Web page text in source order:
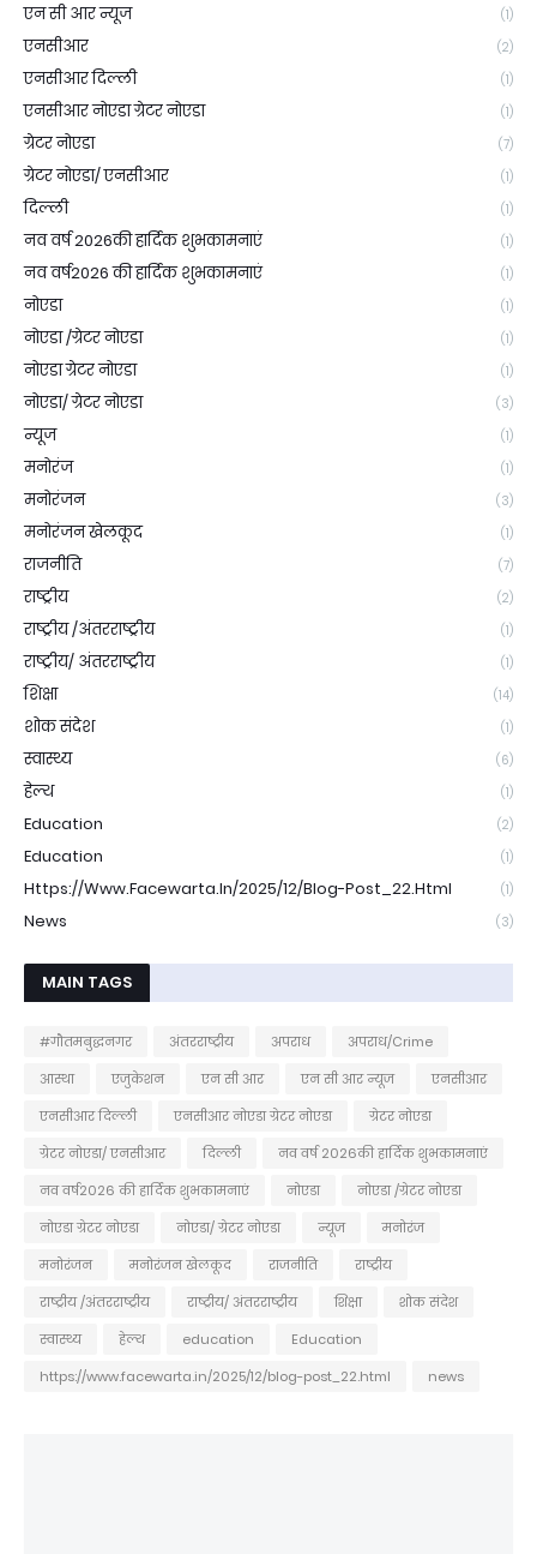
एन सी आर न्यूज (1)
एनसीआर (2)
एनसीआर दिल्ली (1)
एनसीआर नोएडा ग्रेटर नोएडा (1)
ग्रेटर नोएडा (7)
ग्रेटर नोएडा/ एनसीआर (1)
दिल्ली (1)
नव वर्ष 2026की हार्दिक शुभकामनाएं (1)
नव वर्ष2026 की हार्दिक शुभकामनाएं (1)
नोएडा (1)
नोएडा /ग्रेटर नोएडा (1)
नोएडा ग्रेटर नोएडा (1)
नोएडा/ ग्रेटर नोएडा (3)
न्यूज (1)
मनोरंज (1)
मनोरंजन (3)
मनोरंजन खेलकूद (1)
राजनीति (7)
राष्ट्रीय (2)
राष्ट्रीय /अंतरराष्ट्रीय (1)
राष्ट्रीय/ अंतरराष्ट्रीय (1)
शिक्षा (14)
शोक संदेश (1)
स्वास्थ्य (6)
हेल्थ (1)
Education (2)
Education (1)
Https://www.facewarta.in/2025/12/blog-Post_22.html (1)
News (3)
MAIN TAGS
#गौतमबुद्धनगर अंतरराष्ट्रीय अपराध
अपराध/Crime
आस्था
एजुकेशन एन सी आर एन सी आर न्यूज
एनसीआर
एनसीआर दिल्ली
एनसीआर नोएडा ग्रेटर नोएडा
ग्रेटर नोएडा
ग्रेटर नोएडा/ एनसीआर
दिल्ली
नव वर्ष 2026की हार्दिक शुभकामनाएं
नव वर्ष2026 की हार्दिक शुभकामनाएं
नोएडा
नोएडा /ग्रेटर नोएडा
नोएडा ग्रेटर नोएडा
नोएडा/ ग्रेटर नोएडा न्यूज
मनोरंज
मनोरंजन
मनोरंजन खेलकूद राजनीति
राष्ट्रीय
राष्ट्रीय /अंतरराष्ट्रीय
राष्ट्रीय/ अंतरराष्ट्रीय शिक्षा
शोक संदेश
स्वास्थ्य
हेल्थ education
Education
https://www.facewarta.in/2025/12/blog-post_22.html
news